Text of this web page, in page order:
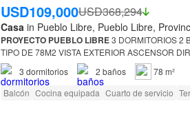
USD109,000USD368,294
Casa in Pueblo Libre, Pueblo Libre,
PROYECTO PUEBLO LIBRE3 DORMITORIOS 2
TIPO DE 78M2 VISTA EXTERIOR ASCENSOR
ASCENSOR DISCAPACITADOS
3 dormitorios 2 baños
78 m²
Balcón Cocina equipada Cuarto de servicio